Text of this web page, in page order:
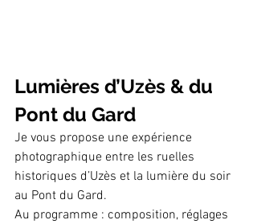
Lumières d’Uzès & du
Pont du Gard
Je vous propose une expérience
photographique entre les ruelles
historiques d’Uzès et la lumière du soir
au Pont du Gard.
Au programme : composition, réglages